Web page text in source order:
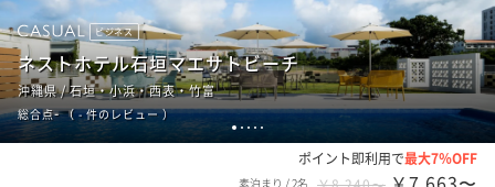
1 2 3 4 5
ビジネス
ネストホテル石垣マエサトビーチ
沖縄県 / 石垣・小浜・西表・竹富
総合点-（- 件のレビュー）
ポイント即利用で最大7％OFF
素泊まり /2名